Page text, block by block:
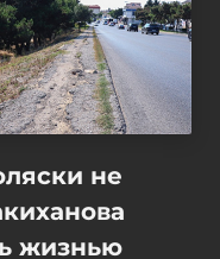
не
жизнью